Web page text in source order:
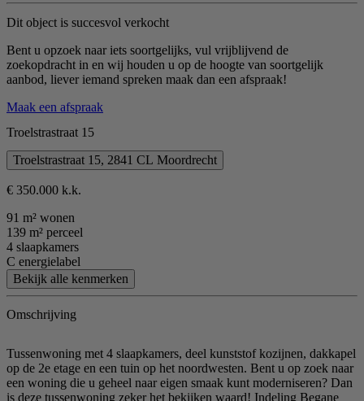
Dit object is succesvol verkocht
Bent u opzoek naar iets soortgelijks, vul vrijblijvend de
zoekopdracht in en wij houden u op de hoogte van soortgelijk
aanbod, liever iemand spreken maak dan een afspraak!
Maak een afspraak
Troelstrastraat 15
Troelstrastraat 15, 2841 CL Moordrecht
€ 350.000 k.k.
91 m² wonen
139 m² perceel
4 slaapkamers
C energielabel
Bekijk alle kenmerken
Omschrijving
Tussenwoning met 4 slaapkamers, deel kunststof kozijnen, dakkapel
op de 2e etage en een tuin op het noordwesten. Bent u op zoek naar
een woning die u geheel naar eigen smaak kunt moderniseren? Dan
is deze tussenwoning zeker het bekijken waard! Indeling Begane